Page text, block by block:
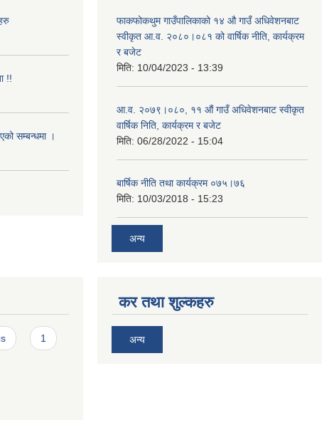
!!
सम्बन्धमा ।
फाकफोकथुम गाउँपालिकाको १४ औ गाउँ अधिवेशनबाट
स्वीकृत आ.व. २०८०।०८१ को वार्षिक नीति, कार्यक्रम
र बजेट
मिति: 10/04/2023 - 13:39
आ.व. २०७९।०८०, ११ औं गाउँ अधिवेशनबाट स्वीकृत
वार्षिक निति, कार्यक्रम र बजेट
मिति: 06/28/2022 - 15:04
बार्षिक नीति तथा कार्यक्रम ०७५।७६
मिति: 10/03/2018 - 15:23
अन्य
1
कर तथा शुल्कहरु
अन्य